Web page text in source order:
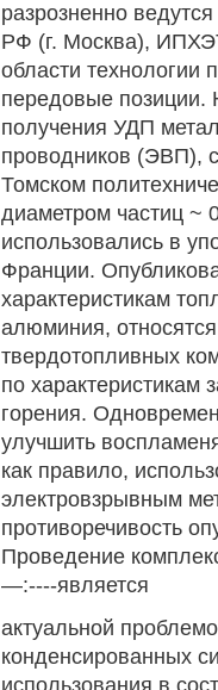
разрозненно
РФ (г. Москва),
области технологии
передовые позиции.
получения УДП
проводников (ЭВП),
Томском
диаметром частиц ~
использовались в
Франции.
характеристикам
алюминия,
твердотопливных
по характеристикам
горения.
улучшить
как правило,
электровзрывным
противоречивость
Проведение
—:----является
актуальной
конденсированных
использования в